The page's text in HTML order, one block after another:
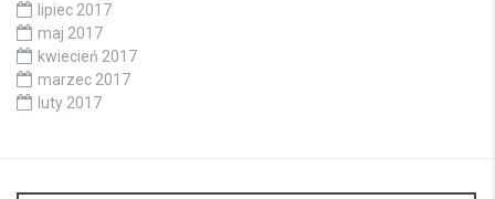
lipiec 2017
maj 2017
kwiecień 2017
marzec 2017
luty 2017